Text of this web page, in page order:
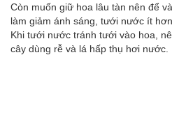
Còn muốn giữ hoa lâu tàn nên để
làm giảm ánh sáng, tưới nước ít
Khi tưới nước tránh tưới vào hoa,
cây dùng rễ và lá hấp thụ hơi nước.